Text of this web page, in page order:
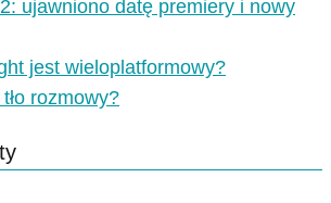
ujawniono datę premiery i nowy
jest wieloplatformowy?
rozmowy?